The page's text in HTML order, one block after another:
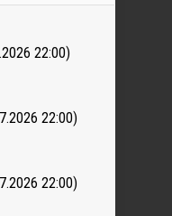
22:00)
22:00)
22:00)